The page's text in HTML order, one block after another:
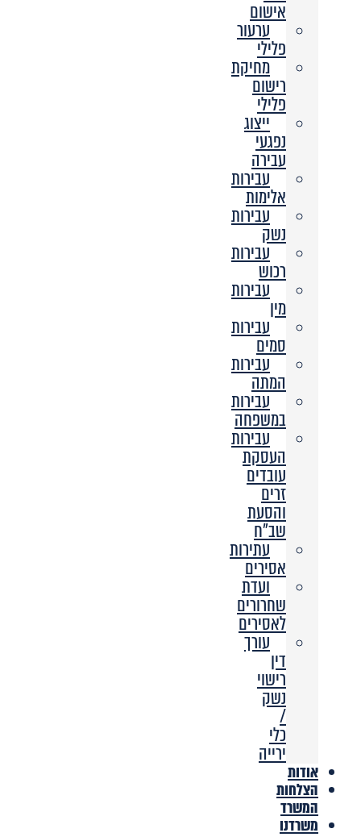
אישום
ערעור
פלילי
מחיקת
רישום
פלילי
ייצוג
נפגעי
עבירה
עבירות
אלימות
עבירות
נשק
עבירות
רכוש
עבירות
מין
עבירות
סמים
עבירות
המתה
עבירות
במשפחה
עבירות
העסקת
עובדים
זרים
והסעת
שב”ח
עתירות
אסירים
ועדת
שחרורים
לאסירים
עורך
דין
רישוי
נשק
/
כלי
ירייה
אודות
הצלחות
המשרד
משרדנו